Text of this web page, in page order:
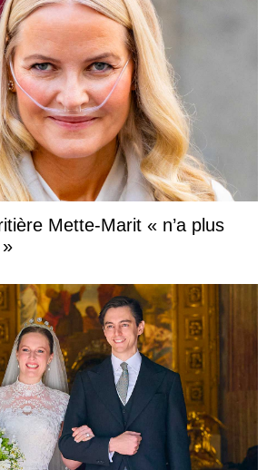
Mette-Marit « n’a plus